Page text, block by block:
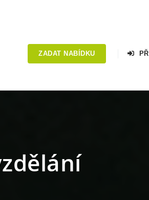
ZADAT NABÍDKU